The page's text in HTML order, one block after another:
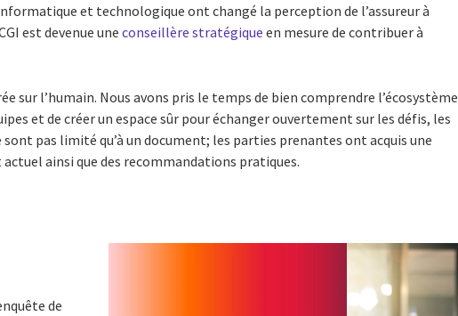
et technologique ont changé la perception de l’assureur à
est devenue uneconseillère stratégique en mesure de contribuer à
l’humain. Nous avons pris le temps de bien comprendre l’écosystème
et de créer un espace sûr pour échanger ouvertement sur les défis, les
pas limité qu’à un document; les parties prenantes ont acquis une
ainsi que des recommandations pratiques.
de